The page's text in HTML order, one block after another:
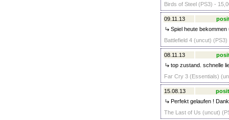
Birds of Steel (PS3) -
09.11.13
Spiel heute
Battlefield 4 (uncut) (PS3)
08.11.13
top zustand. schnelle
Far Cry 3 (Essentials)
15.08.13
Perfekt gelaufen !
The Last of Us (uncut)